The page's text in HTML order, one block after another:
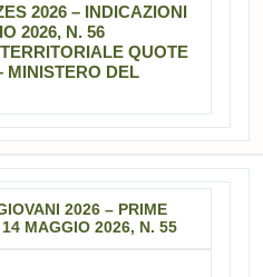
2026 – INDICAZIONI
2026, N. 56
QUOTE
MINISTERO DEL
2026 – PRIME
MAGGIO 2026, N. 55